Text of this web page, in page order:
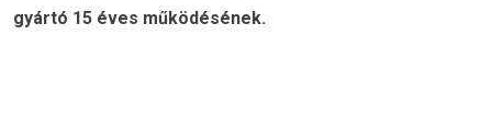
gyártó 15 éves működésének.